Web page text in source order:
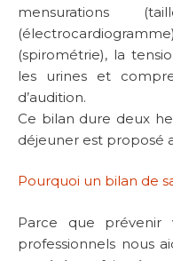
mensurations
(spirométrie), la
les urines et
d’audition.
Ce bilan dure deux
déjeuner est proposé
Pourquoi un bilan de
Parce que prévenir
professionnels nous